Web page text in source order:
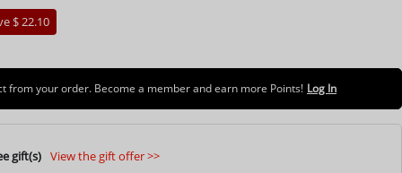
$ 22.10
from your order. Become a member and earn more Points! Log In
gift(s) View the gift offer >>